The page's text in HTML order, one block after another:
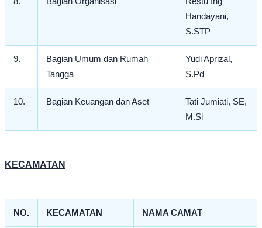
Handayani,
S.STP
9.
Bagian Umum dan Rumah
Tangga
Yudi Aprizal,
S.Pd
10. Bagian Keuangan dan Aset
Tati Jumiati, SE,
M.Si
KECAMATAN
NO. KECAMATAN NAMA CAMAT